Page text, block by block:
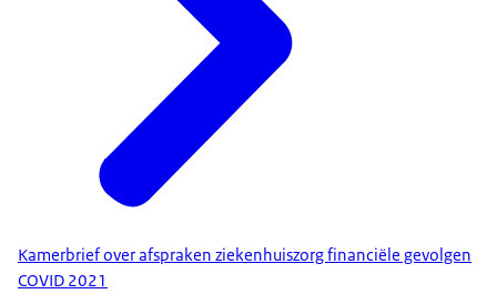
Kamerbrief over afspraken ziekenhuiszorg financiële gevolgen
COVID 2021